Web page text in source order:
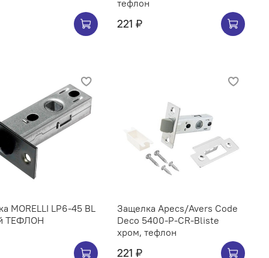
тефлон
221 ₽
MORELLI LP6-45 BL
ТЕФЛОН
Защелка Аpeсs/Avers Code
Deco 5400-P-CR-Bliste
хром, тефлон
221 ₽